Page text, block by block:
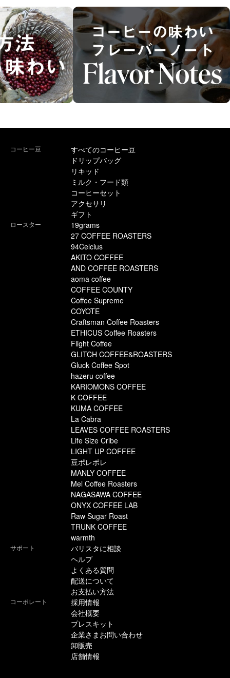
コーヒー豆
すべてのコーヒー豆
ドリップバッグ
リキッド
ミルク・フード類
コーヒーセット
アクセサリ
ギフト
ロースター
19grams
27 COFFEE ROASTERS
94Celcius
AKITO COFFEE
AND COFFEE ROASTERS
aoma coffee
COFFEE COUNTY
Coffee Supreme
COYOTE
Craftsman Coffee Roasters
ETHICUS Coffee Roasters
Flight Coffee
GLITCH COFFEE&ROASTERS
Gluck Coffee Spot
hazeru coffee
KARIOMONS COFFEE
K COFFEE
KUMA COFFEE
La Cabra
LEAVES COFFEE ROASTERS
Life Size Cribe
LIGHT UP COFFEE
豆ポレポレ
MANLY COFFEE
Mel Coffee Roasters
NAGASAWA COFFEE
ONYX COFFEE LAB
Raw Sugar Roast
TRUNK COFFEE
warmth
サポート
バリスタに相談
ヘルプ
よくある質問
配送について
お支払い方法
コーポレート
採用情報
会社概要
プレスキット
企業さまお問い合わせ
卸販売
店舗情報